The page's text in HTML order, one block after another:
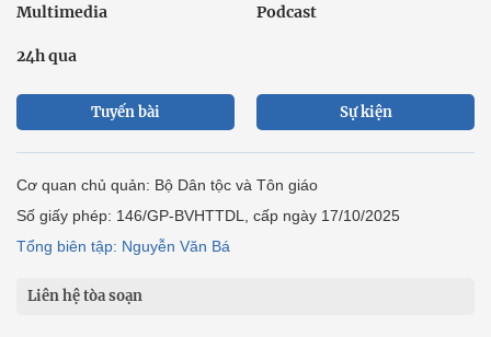
Multimedia Podcast
24h qua
Tuyến bài Sự kiện
Cơ quan chủ quản: Bộ Dân tộc và Tôn giáo
Số giấy phép: 146/GP-BVHTTDL, cấp ngày 17/10/2025
Tổng biên tập: Nguyễn Văn Bá
Liên hệ tòa soạn